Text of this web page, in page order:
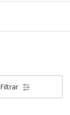
Filtrar